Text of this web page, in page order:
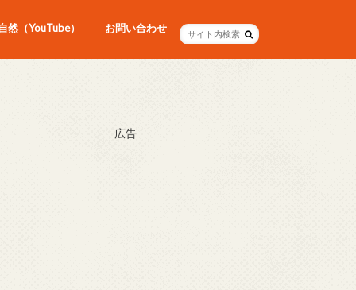
然（YouTube） お問い合わせ
広告